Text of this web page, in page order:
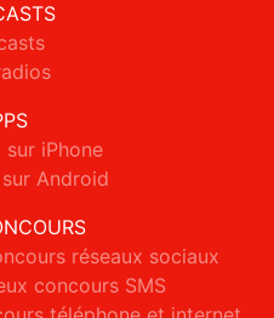
sur iPhone
Android
réseaux sociaux
concours SMS